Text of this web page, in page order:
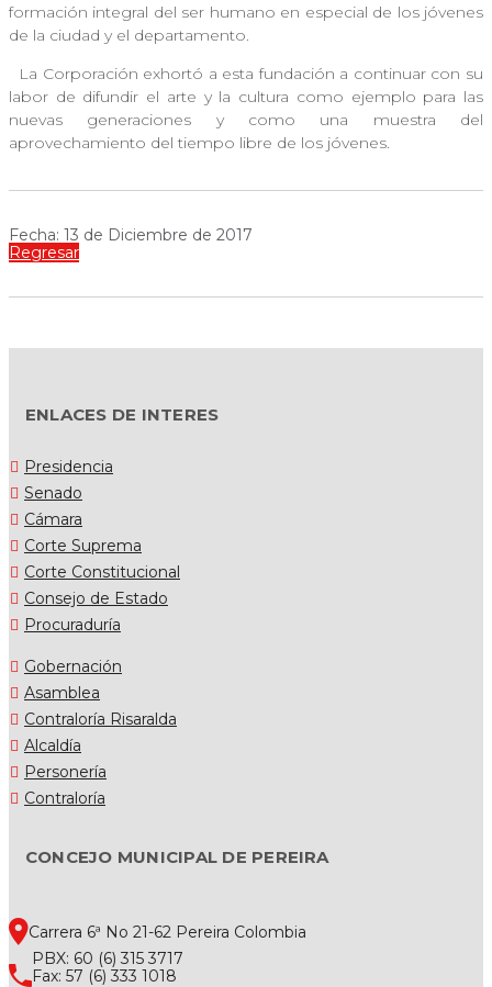
formación integral del ser humano en especial de los jóvenes
de la ciudad y el departamento.
La Corporación exhortó a esta fundación a continuar con su
labor de difundir el arte y la cultura como ejemplo para las
nuevas generaciones y como una muestra del
aprovechamiento del tiempo libre de los jóvenes.
Fecha: 13 de Diciembre de 2017
Regresar
ENLACES DE INTERES
Presidencia
Senado
Cámara
Corte Suprema
Corte Constitucional
Consejo de Estado
Procuraduría
Gobernación
Asamblea
Contraloría Risaralda
Alcaldía
Personería
Contraloría
CONCEJO MUNICIPAL DE PEREIRA
Carrera 6ª No 21-62 Pereira Colombia
PBX: 60 (6) 315 3717
Fax: 57 (6) 333 1018